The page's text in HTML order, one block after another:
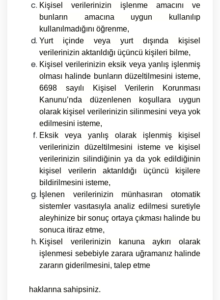
Kişisel verilerinizin işlenme amacını ve
bunların amacına uygun kullanılıp
kullanılmadığını öğrenme,
Yurt içinde veya yurt dışında kişisel
verilerinizin aktarıldığı üçüncü kişileri bilme,
Kişisel verilerinizin eksik veya yanlış işlenmiş
olması halinde bunların düzeltilmesini isteme,
6698 sayılı Kişisel Verilerin Korunması
Kanunu’nda düzenlenen koşullara uygun
olarak kişisel verilerinizin silinmesini veya yok
edilmesini isteme,
Eksik veya yanlış olarak işlenmiş kişisel
verilerinizin düzeltilmesini isteme ve kişisel
verilerinizin silindiğinin ya da yok edildiğinin
kişisel verilerin aktarıldığı üçüncü kişilere
bildirilmesini isteme,
İşlenen verilerinizin münhasıran otomatik
sistemler vasıtasıyla analiz edilmesi suretiyle
aleyhinize bir sonuç ortaya çıkması halinde bu
sonuca itiraz etme,
Kişisel verilerinizin kanuna aykırı olarak
işlenmesi sebebiyle zarara uğramanız halinde
zararın giderilmesini, talep etme
haklarına sahipsiniz.